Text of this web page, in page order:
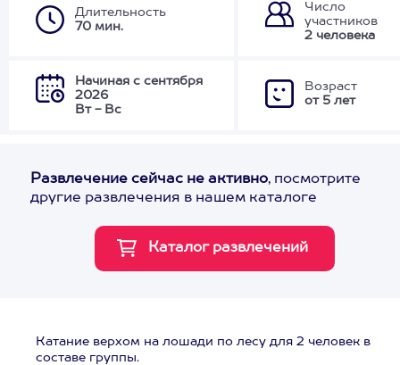
Длительность
70 мин.
Число
участников
2 человека
Начиная с сентября
2026
Вт - Вс
Возраст
от 5 лет
Развлечение сейчас не активно, посмотрите
другие развлечения в нашем каталоге
Катание верхом на лошади по лесу для 2 человек в
составе группы.